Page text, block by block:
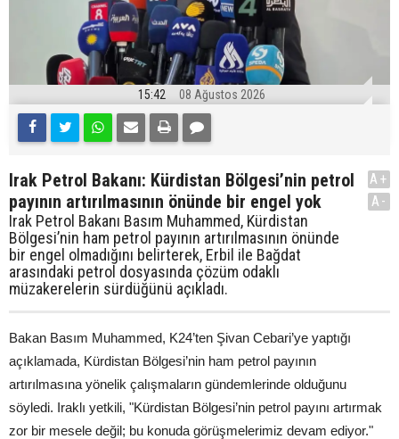
15:42 08 Ağustos 2026
Irak Petrol Bakanı: Kürdistan Bölgesi’nin petrol
payının artırılmasının önünde bir engel yok
Irak Petrol Bakanı Basım Muhammed, Kürdistan
Bölgesi’nin ham petrol payının artırılmasının önünde
bir engel olmadığını belirterek, Erbil ile Bağdat
arasındaki petrol dosyasında çözüm odaklı
müzakerelerin sürdüğünü açıkladı.
A+
A-
Bakan Basım Muhammed, K24’ten Şivan Cebari’ye yaptığı
açıklamada, Kürdistan Bölgesi’nin ham petrol payının
artırılmasına yönelik çalışmaların gündemlerinde olduğunu
söyledi. Iraklı yetkili, "Kürdistan Bölgesi’nin petrol payını artırmak
zor bir mesele değil; bu konuda görüşmelerimiz devam ediyor."